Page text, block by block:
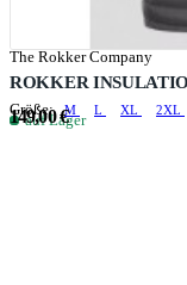
The Rokker Company
ROKKER
Größe: M L XL 2XL
auf Lager
149,00 €